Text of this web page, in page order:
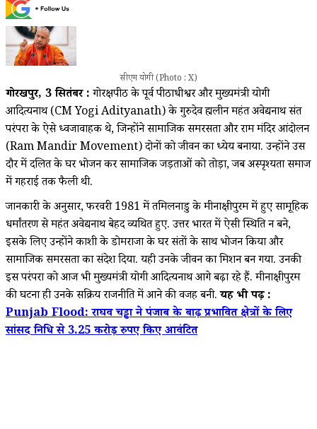
सीएम योगी (Photo : X)
गोरखपुर, 3 सितंबर : गोरक्षपीठ के पूर्व पीठाधीश्वर और मुख्यमंत्री योगी
आदित्यनाथ (CM Yogi Adityanath) के गुरुदेव ब्रह्मलीन महंत अवेद्यनाथ संत
परंपरा के ऐसे ध्वजावाहक थे, जिन्होंने सामाजिक समरसता और राम मंदिर आंदोलन
(Ram Mandir Movement) दोनों को जीवन का ध्येय बनाया. उन्होंने उस
दौर में दलित के घर भोजन कर सामाजिक जड़ताओं को तोड़ा, जब अस्पृश्यता समाज
में गहराई तक फैली थी.
जानकारी के अनुसार, फरवरी 1981 में तमिलनाडु के मीनाक्षीपुरम में हुए सामूहिक
धर्मांतरण से महंत अवेद्यनाथ बेहद व्यथित हुए. उत्तर भारत में ऐसी स्थिति न बने,
इसके लिए उन्होंने काशी के डोमराजा के घर संतों के साथ भोजन किया और
सामाजिक समरसता का संदेश दिया. यही उनके जीवन का मिशन बन गया. उनकी
इस परंपरा को आज भी मुख्यमंत्री योगी आदित्यनाथ आगे बढ़ा रहे हैं. मीनाक्षीपुरम
की घटना ही उनके सक्रिय राजनीति में आने की वजह बनी.यह भी पढ़ें :
Punjab Flood: राघव चड्ढा ने पंजाब के बाढ़ प्रभावित क्षेत्रों के लिए
सांसद निधि से 3.25 करोड़ रुपए किए आवंटित